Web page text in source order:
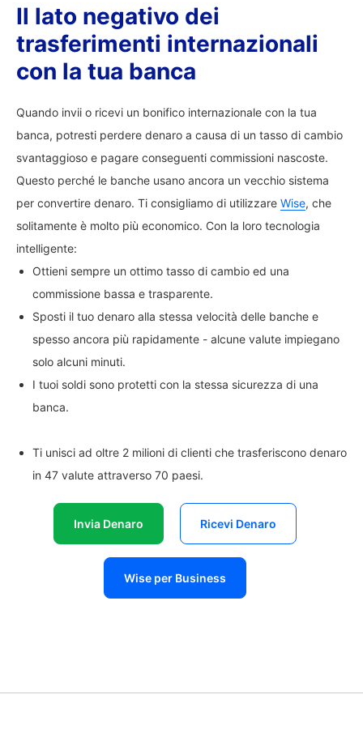
Il lato negativo dei
trasferimenti internazionali
con la tua banca
Quando invii o ricevi un bonifico internazionale con la tua
banca, potresti perdere denaro a causa di un tasso di cambio
svantaggioso e pagare conseguenti commissioni nascoste.
Questo perché le banche usano ancora un vecchio sistema
per convertire denaro. Ti consigliamo di utilizzare Wise, che
solitamente è molto più economico. Con la loro tecnologia
intelligente:
Ottieni sempre un ottimo tasso di cambio ed una
commissione bassa e trasparente.
Sposti il tuo denaro alla stessa velocità delle banche e
spesso ancora più rapidamente - alcune valute impiegano
solo alcuni minuti.
I tuoi soldi sono protetti con la stessa sicurezza di una
banca.
Ti unisci ad oltre 2 milioni di clienti che trasferiscono denaro
in 47 valute attraverso 70 paesi.
Invia Denaro Ricevi Denaro
Wise per Business